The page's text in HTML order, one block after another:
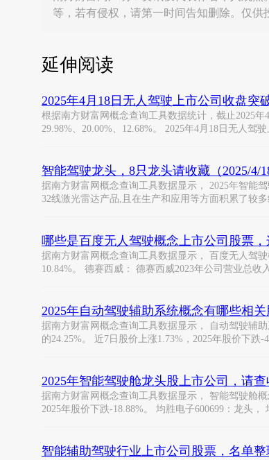
等，若有侵权，请第一时间告知删除。仅供
延伸阅读
2025年4月18日无人驾驶上市公司收盘突
根据南方财富网概念查询工具数据统计，截止2025
29.98%、20.00%、12.68%。 2025年4月18日无人驾
智能驾驶龙头，8只龙头请收藏（2025/4/
据南方财富网概念查询工具数据显示， 2025年智能
32线激光雷达产品,且在生产和应用等方面积累了较
哪些是百度无人驾驶概念上市公司股票，
据南方财富网概念查询工具数据显示， 百度无人驾
10.84%。 德赛西威： 德赛西威2023年公司营业总收
2025年自动驾驶辅助系统概念有哪些相
据南方财富网概念查询工具数据显示， 自动驾驶辅
的24.25%。 近7日股价上涨1.73%，2025年股价下跌-
2025年智能驾驶舱龙头股上市公司，请查
据南方财富网概念查询工具数据显示， 智能驾驶舱
2025年股价下跌-18.88%。 均胜电子600699：龙头，
智能辅助驾驶行业上市公司股票，名单整